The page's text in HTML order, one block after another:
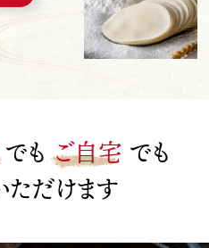
でも ご自宅 でも
ただけます